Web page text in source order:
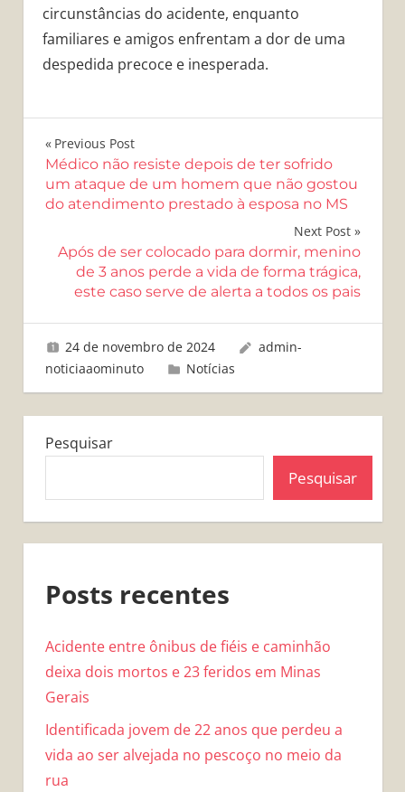
circunstâncias do acidente, enquanto
familiares e amigos enfrentam a dor de uma
despedida precoce e inesperada.
Navegação
de
Post
Previous Post
Médico não resiste depois de ter sofrido
um ataque de um homem que não gostou
do atendimento prestado à esposa no MS
Next Post
Após de ser colocado para dormir, menino
de 3 anos perde a vida de forma trágica,
este caso serve de alerta a todos os pais
24 de novembro de 2024
admin-
noticiaaominuto
Notícias
Pesquisar
Pesquisar
Posts recentes
Acidente entre ônibus de fiéis e caminhão
deixa dois mortos e 23 feridos em Minas
Gerais
Identificada jovem de 22 anos que perdeu a
vida ao ser alvejada no pescoço no meio da
rua